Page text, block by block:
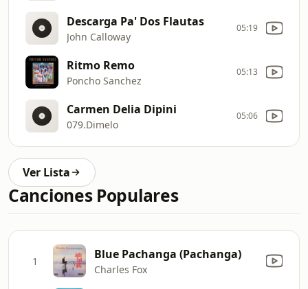
Descarga Pa' Dos Flautas
John Calloway
05:19
Ritmo Remo
Poncho Sanchez
05:13
Carmen Delia Dipini
079.Dimelo
05:06
Ver Lista
Canciones Populares
1 Blue Pachanga (Pachanga)
Charles Fox